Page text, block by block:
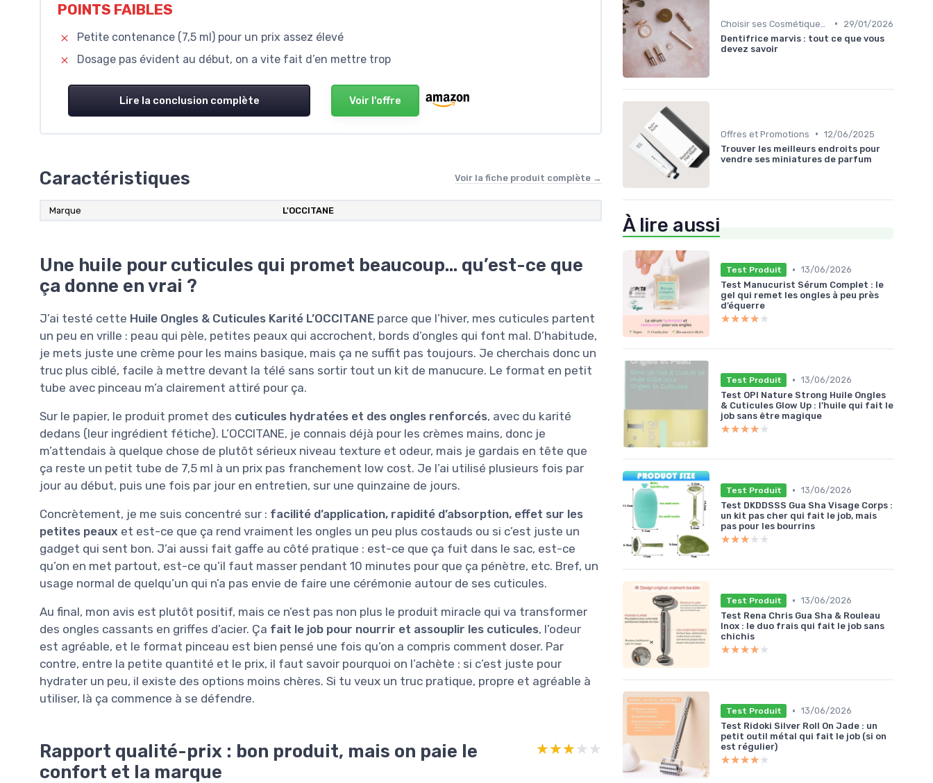
POINTS FAIBLES
Petite contenance (7,5 ml) pour un prix assez élevé
Dosage pas évident au début, on a vite fait d’en mettre trop
Lire la conclusion complète Voir l'offre
Caractéristiques Voir la fiche produit complète →
Marque L'OCCITANE
Une huile pour cuticules qui promet beaucoup… qu’est-ce que
ça donne en vrai ?
J’ai testé cette Huile Ongles & Cuticules Karité L’OCCITANE parce que l’hiver, mes cuticules partent
un peu en vrille : peau qui pèle, petites peaux qui accrochent, bords d’ongles qui font mal. D’habitude,
je mets juste une crème pour les mains basique, mais ça ne suffit pas toujours. Je cherchais donc un
truc plus ciblé, facile à mettre devant la télé sans sortir tout un kit de manucure. Le format en petit
tube avec pinceau m’a clairement attiré pour ça.
Sur le papier, le produit promet des cuticules hydratées et des ongles renforcés, avec du karité
dedans (leur ingrédient fétiche). L’OCCITANE, je connais déjà pour les crèmes mains, donc je
m’attendais à quelque chose de plutôt sérieux niveau texture et odeur, mais je gardais en tête que
ça reste un petit tube de 7,5 ml à un prix pas franchement low cost. Je l’ai utilisé plusieurs fois par
jour au début, puis une fois par jour en entretien, sur une quinzaine de jours.
Concrètement, je me suis concentré sur : facilité d’application, rapidité d’absorption, effet sur les
petites peaux et est-ce que ça rend vraiment les ongles un peu plus costauds ou si c’est juste un
gadget qui sent bon. J’ai aussi fait gaffe au côté pratique : est-ce que ça fuit dans le sac, est-ce
qu’on en met partout, est-ce qu’il faut masser pendant 10 minutes pour que ça pénètre, etc. Bref, un
usage normal de quelqu’un qui n’a pas envie de faire une cérémonie autour de ses cuticules.
Au final, mon avis est plutôt positif, mais ce n’est pas non plus le produit miracle qui va transformer
des ongles cassants en griffes d’acier. Ça fait le job pour nourrir et assouplir les cuticules, l’odeur
est agréable, et le format pinceau est bien pensé une fois qu’on a compris comment doser. Par
contre, entre la petite quantité et le prix, il faut savoir pourquoi on l’achète : si c’est juste pour
hydrater un peu, il existe des options moins chères. Si tu veux un truc pratique, propre et agréable à
utiliser, là ça commence à se défendre.
Rapport qualité-prix : bon produit, mais on paie le
confort et la marque
★★★★★
★★★★★
•
29/01/2026
Dentifrice marvis : tout ce que vous
devez savoir
Offres et Promotions • 12/06/2025
Trouver les meilleurs endroits pour
vendre ses miniatures de parfum
À lire aussi
Test Produit • 13/06/2026
Test Manucurist Sérum Complet : le
gel qui remet les ongles à peu près
d’équerre
★★★★★
★★★★★
Test Produit • 13/06/2026
Test OPI Nature Strong Huile Ongles
& Cuticules Glow Up : l’huile qui fait le
job sans être magique
★★★★★
★★★★★
Test Produit • 13/06/2026
Test DKDDSSS Gua Sha Visage Corps :
un kit pas cher qui fait le job, mais
pas pour les bourrins
★★★★★
★★★★★
Test Produit • 13/06/2026
Test Rena Chris Gua Sha & Rouleau
Inox : le duo frais qui fait le job sans
chichis
★★★★★
★★★★★
Test Produit • 13/06/2026
Test Ridoki Silver Roll On Jade : un
petit outil métal qui fait le job (si on
est régulier)
★★★★★
★★★★★